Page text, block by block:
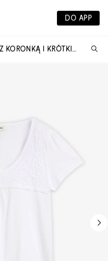
DO APP
KOSZULKA BAWEŁNIANA Z KORONKĄ I KRÓTKIM RĘKAWEM